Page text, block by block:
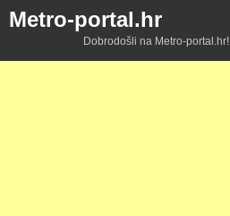
Metro-portal.hr
Dobrodošli na Metro-portal.hr!